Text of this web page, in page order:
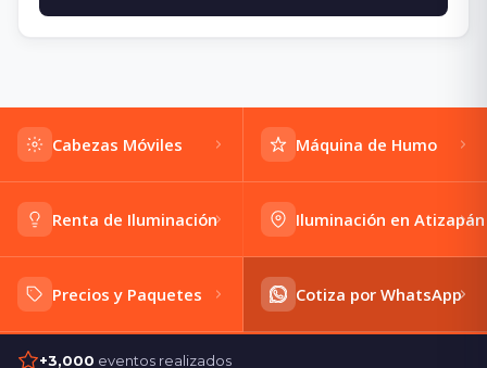
Cabezas Móviles Máquina de Humo
Renta de Iluminación Iluminación en Atizapán
Precios y Paquetes Cotiza por WhatsApp
+3,000 eventos realizados